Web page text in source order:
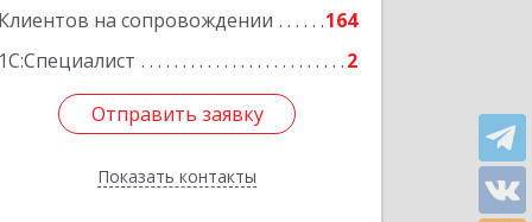
Клиентов на сопровождении
164
1С:Специалист
2
Отправить заявку
Показать контакты
Подробнее
Отправить заявку
Назад